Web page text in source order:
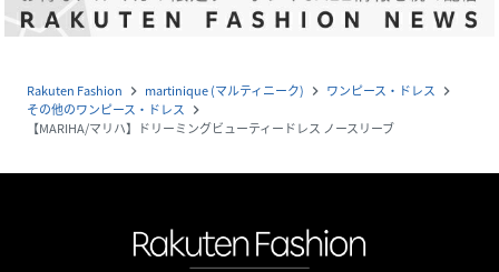
Rakuten Fashion navigate_next martinique (マルティニーク) navigate_next ワンピース・ドレス navigate_next
その他のワンピース・ドレス navigate_next
【MARIHA/マリハ】ドリーミングビューティードレス ノースリーブ